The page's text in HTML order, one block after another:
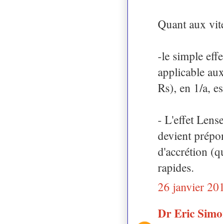
Quant aux
-le simple
applicable
Rs), en 1/a,
- L'effet
devient
d'accrétion
rapides.
26 janvier
Dr Eric